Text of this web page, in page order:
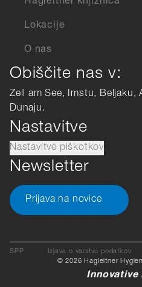
Lokacije
O nas
Obiščite nas v:
Zell am See, Imstu, Beljaku,
Dunaju.
Nastavitve
Nastavitve piškotkov
Newsletter
Prijava na novice
SPP Izjava o varstvu podatkov
© 2026 Hagleitner
Innovative